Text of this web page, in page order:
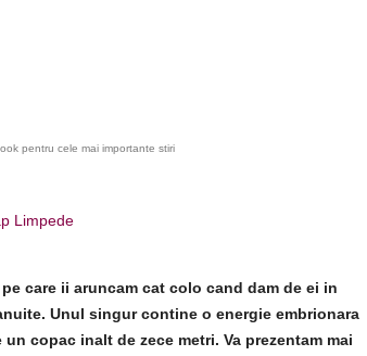
pentru cele mai importante stiri
Limpede
care ii aruncam cat colo cand dam de ei in
Unul singur contine o energie embrionara
copac inalt de zece metri. Va prezentam mai